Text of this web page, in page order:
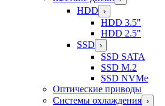
HDD ›
HDD 3.5"
HDD 2.5"
SSD ›
SSD SATA
SSD M.2
SSD NVMe
Оптические приводы
Системы охлаждения ›